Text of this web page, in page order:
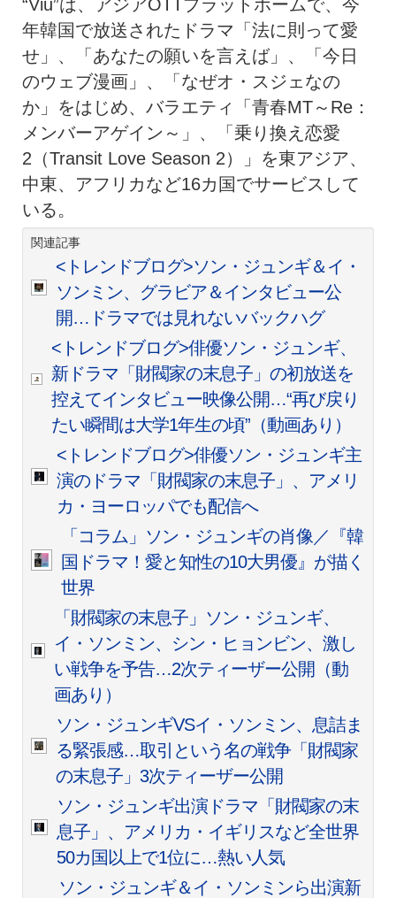
“Viu”は、アジアOTTプラットホームで、今
年韓国で放送されたドラマ「法に則って愛
せ」、「あなたの願いを言えば」、「今日
のウェブ漫画」、「なぜオ・スジェなの
か」をはじめ、バラエティ「青春MT～Re：
メンバーアゲイン～」、「乗り換え恋愛
2（Transit Love Season 2）」を東アジア、
中東、アフリカなど16カ国でサービスして
いる。
関連記事
<トレンドブログ>ソン・ジュンギ＆イ・
ソンミン、グラビア＆インタビュー公
開…ドラマでは見れないバックハグ
<トレンドブログ>俳優ソン・ジュンギ、
新ドラマ「財閥家の末息子」の初放送を
控えてインタビュー映像公開…“再び戻り
たい瞬間は大学1年生の頃”（動画あり）
<トレンドブログ>俳優ソン・ジュンギ主
演のドラマ「財閥家の末息子」、アメリ
カ・ヨーロッパでも配信へ
「コラム」ソン・ジュンギの肖像／『韓
国ドラマ！愛と知性の10大男優』が描く
世界
「財閥家の末息子」ソン・ジュンギ、
イ・ソンミン、シン・ヒョンビン、激し
い戦争を予告…2次ティーザー公開（動
画あり）
ソン・ジュンギVSイ・ソンミン、息詰ま
る緊張感…取引という名の戦争「財閥家
の末息子」3次ティーザー公開
ソン・ジュンギ出演ドラマ「財閥家の末
息子」、アメリカ・イギリスなど全世界
50カ国以上で1位に…熱い人気
ソン・ジュンギ＆イ・ソンミンら出演新